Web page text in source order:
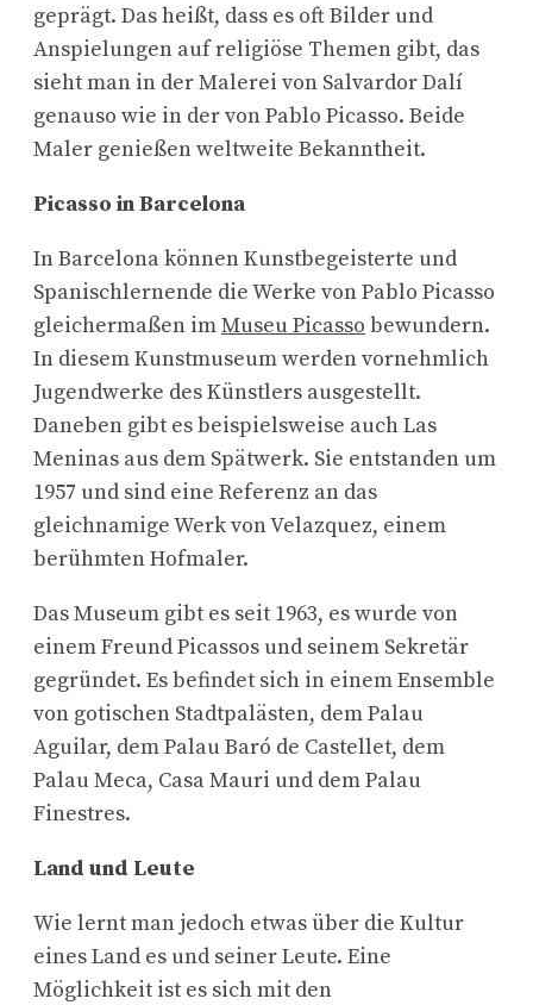
geprägt. Das heißt, dass es oft Bilder und
Anspielungen auf religiöse Themen gibt, das
sieht man in der Malerei von Salvardor Dalí
genauso wie in der von Pablo Picasso. Beide
Maler genießen weltweite Bekanntheit.
Picasso in Barcelona
In Barcelona können Kunstbegeisterte und
Spanischlernende die Werke von Pablo Picasso
gleichermaßen imMuseu Picasso bewundern.
In diesem Kunstmuseum werden vornehmlich
Jugendwerke des Künstlers ausgestellt.
Daneben gibt es beispielsweise auch Las
Meninas aus dem Spätwerk. Sie entstanden um
1957 und sind eine Referenz an das
gleichnamige Werk von Velazquez, einem
berühmten Hofmaler.
Das Museum gibt es seit 1963, es wurde von
einem Freund Picassos und seinem Sekretär
gegründet. Es befindet sich in einem Ensemble
von gotischen Stadtpalästen, dem Palau
Aguilar, dem Palau Baró de Castellet, dem
Palau Meca, Casa Mauri und dem Palau
Finestres.
Land und Leute
Wie lernt man jedoch etwas über die Kultur
eines Land es und seiner Leute. Eine
Möglichkeit ist es sich mit den